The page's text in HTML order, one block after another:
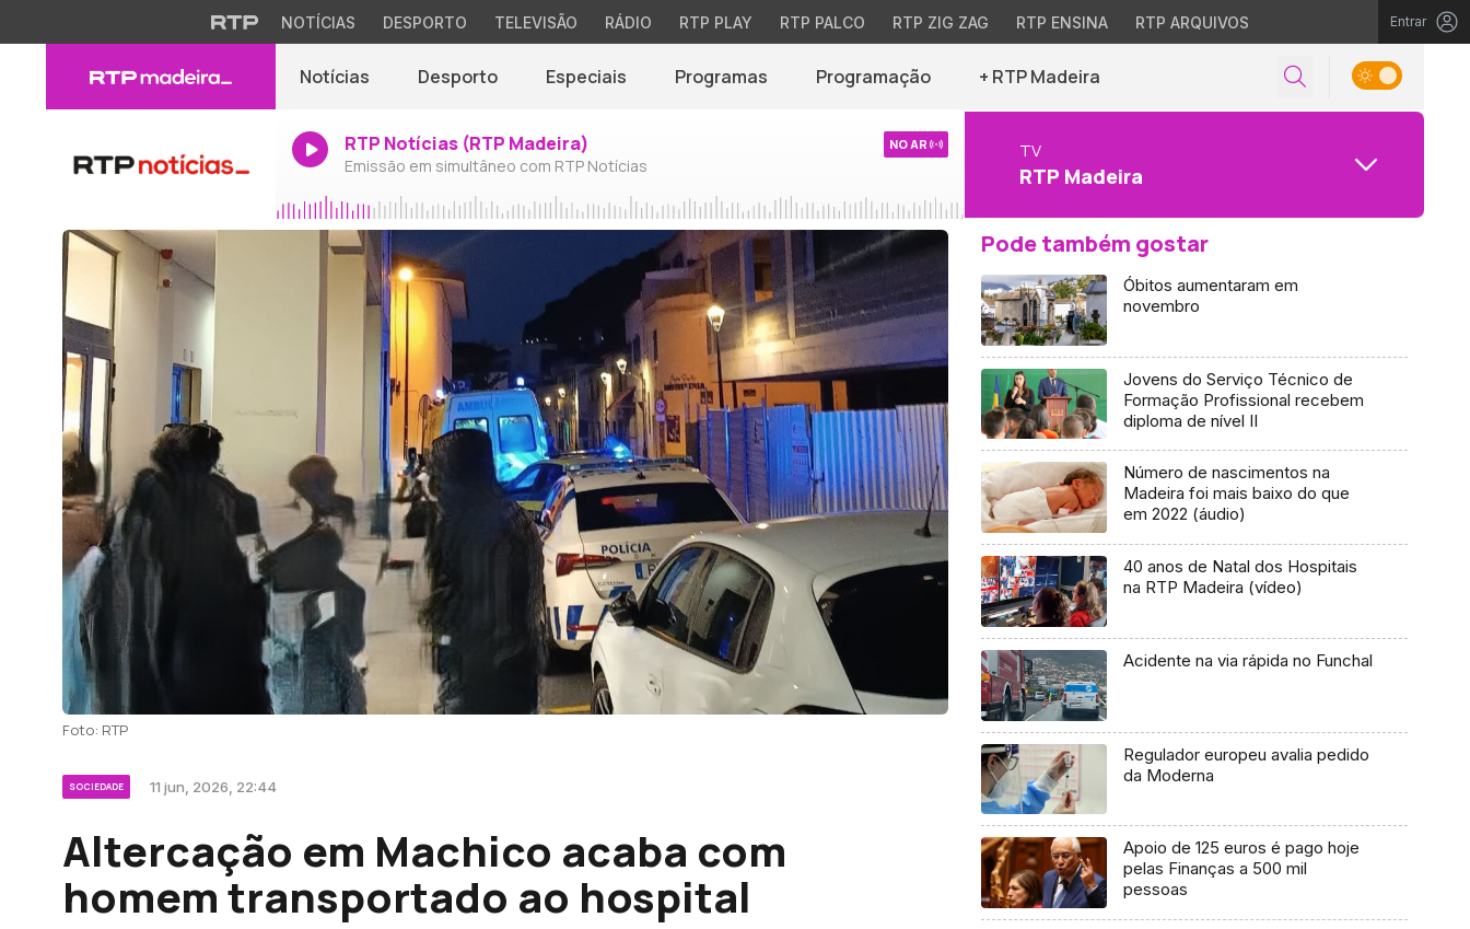
NOTÍCIAS DESPORTO TELEVISÃO RÁDIO RTP PLAY RTP PALCO RTP ZIG ZAG RTP ENSINA RTP ARQUIVOS Entrar
Notícias Desporto Especiais Programas Programação + RTP Madeira
RTP Notícias (RTP Madeira)
Emissão em simultâneo com RTP Notícias
NO AR TV
RTP Madeira
Foto: RTP
SOCIEDADE 11 jun, 2026, 22:44
Altercação em Machico acaba com
homem transportado ao hospital
Pode também gostar
Óbitos aumentaram em
novembro
Jovens do Serviço Técnico de
Formação Profissional recebem
diploma de nível II
Número de nascimentos na
Madeira foi mais baixo do que
em 2022 (áudio)
40 anos de Natal dos Hospitais
na RTP Madeira (vídeo)
Acidente na via rápida no Funchal
Regulador europeu avalia pedido
da Moderna
Apoio de 125 euros é pago hoje
pelas Finanças a 500 mil
pessoas